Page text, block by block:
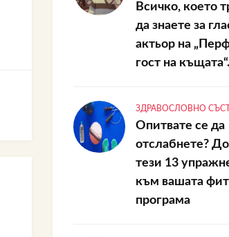
Всичко, което
да знаете за
актьор на
гост на къщата“.
ЗДРАВОСЛОВНО
Опитвате се да
отслабнете?
тези 13
към вашата
програма